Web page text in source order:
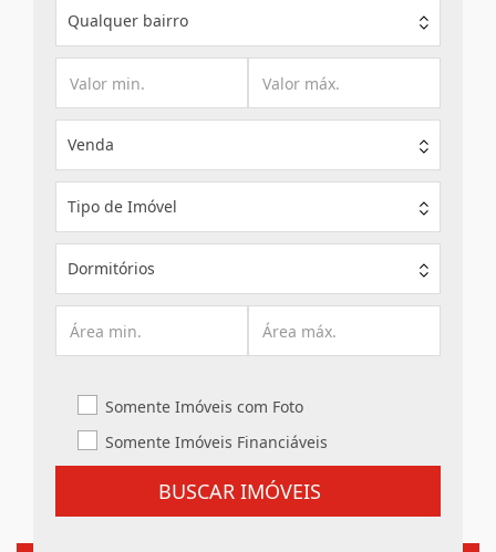
Qualquer bairro
Venda
Tipo de Imóvel
Dormitórios
Somente Imóveis com Foto
Somente Imóveis Financiáveis
BUSCAR IMÓVEIS